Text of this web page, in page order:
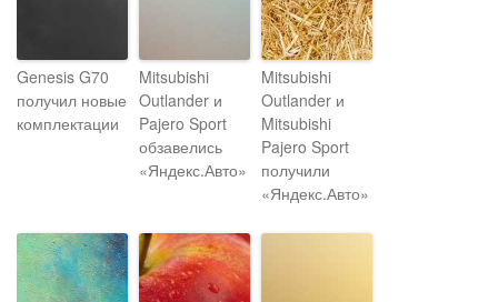
Genesis G70
получил новые
комплектации
Mitsubishi
Outlander и
Pajero Sport
обзавелись
«Яндекс.Авто»
Mitsubishi
Outlander и
Mitsubishi
Pajero Sport
получили
«Яндекс.Авто»